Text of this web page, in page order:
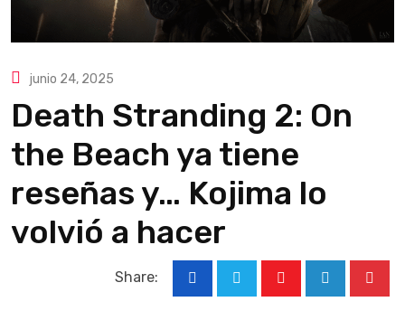
junio 24, 2025
Death Stranding 2: On
the Beach ya tiene
reseñas y… Kojima lo
volvió a hacer
Share: